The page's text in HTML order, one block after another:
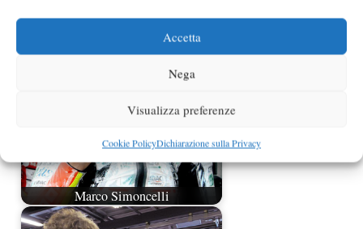
Accetta
Nega
Visualizza preferenze
Cookie PolicyDichiarazione sulla Privacy
Marco Simoncelli